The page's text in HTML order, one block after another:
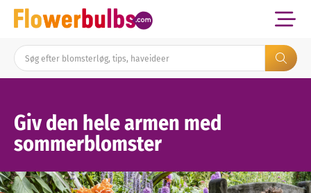
Giv den hele armen med
sommerblomster